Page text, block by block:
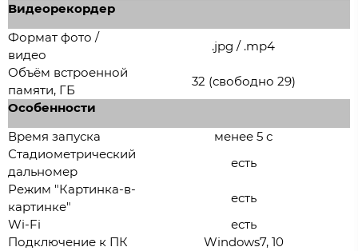
Видеорекордер
Формат фото /
видео
.jpg / .mp4
Объём встроенной
памяти, ГБ
32 (свободно 29)
Особенности
Время запуска
менее 5 с
Стадиометрический
дальномер
есть
Режим "Картинка-в-
картинке"
есть
Wi-Fi
есть
Подключение к ПК
Windows7, 10